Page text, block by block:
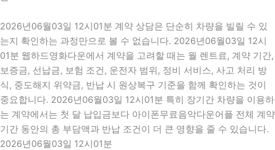
2026년06월03일 12시01분 계약 상담은 단순히 차량을 빌릴 수 있
는지 확인하는 과정만으로 볼 수 없습니다. 2026년06월03일 12시
01분 웹하드영화다운에서 계약을 고려할 때는 월 렌트료, 계약 기간,
보증금, 선납금, 보험 조건, 운전자 범위, 정비 서비스, 사고 처리 방
식, 중도해지 위약금, 반납 시 원상복구 기준을 함께 확인하는 것이
중요합니다. 2026년06월03일 12시01분 특히 장기간 차량을 이용하
는 계약에서는 첫 달 납입금보다 아이폰무료음악다운어플 전체 계약
기간 동안의 총 부담액과 반납 조건이 더 큰 영향을 줄 수 있습니다.
2026년06월03일 12시01분